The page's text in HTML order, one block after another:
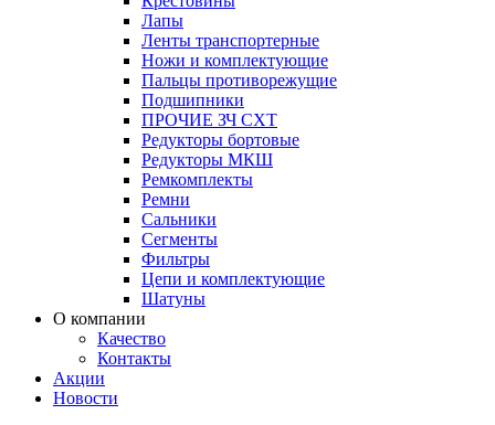
Лапы
Ленты транспортерные
Ножи и комплектующие
Пальцы противорежущие
Подшипники
ПРОЧИЕ ЗЧ СХТ
Редукторы бортовые
Редукторы МКШ
Ремкомплекты
Ремни
Сальники
Сегменты
Фильтры
Цепи и комплектующие
Шатуны
О компании
Качество
Контакты
Акции
Новости